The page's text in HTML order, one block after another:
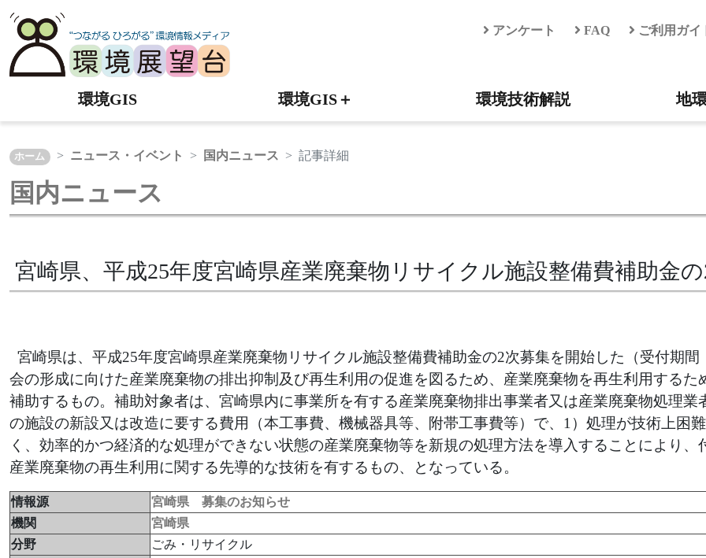
アンケート FAQ ご利用ガイ
環境GIS 環境GIS＋ 環境技術解説 地
ホーム ニュース・イベント 国内ニュース 記事詳細
国内ニュース
宮崎県、平成25年度宮崎県産業廃棄物リサイクル施設整備費補助金
宮崎県は、平成25年度宮崎県産業廃棄物リサイクル施設整備費補助金の2次募集を開始した（受付期
会の形成に向けた産業廃棄物の排出抑制及び再生利用の促進を図るため、産業廃棄物を再生利用する
補助するもの。補助対象者は、宮崎県内に事業所を有する産業廃棄物排出事業者又は産業廃棄物処理
の施設の新設又は改造に要する費用（本工事費、機械器具等、附帯工事費等）で、1）処理が技術上困
く、効率的かつ経済的な処理ができない状態の産業廃棄物等を新規の処理方法を導入することにより
産業廃棄物の再生利用に関する先導的な技術を有するもの、となっている。
情報源
宮崎県 募集のお知らせ
機関
宮崎県
分野
ごみ・リサイクル